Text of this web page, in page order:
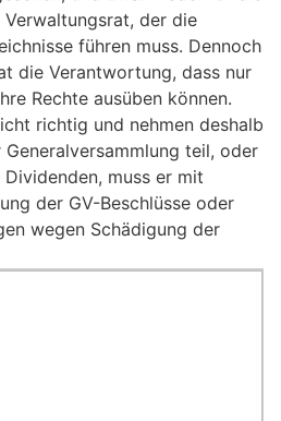
der die
führen muss. Dennoch
die Verantwortung, dass nur
Rechte ausüben können.
richtig und nehmen deshalb
teil, oder
muss er mit
der GV-Beschlüsse oder
wegen Schädigung der